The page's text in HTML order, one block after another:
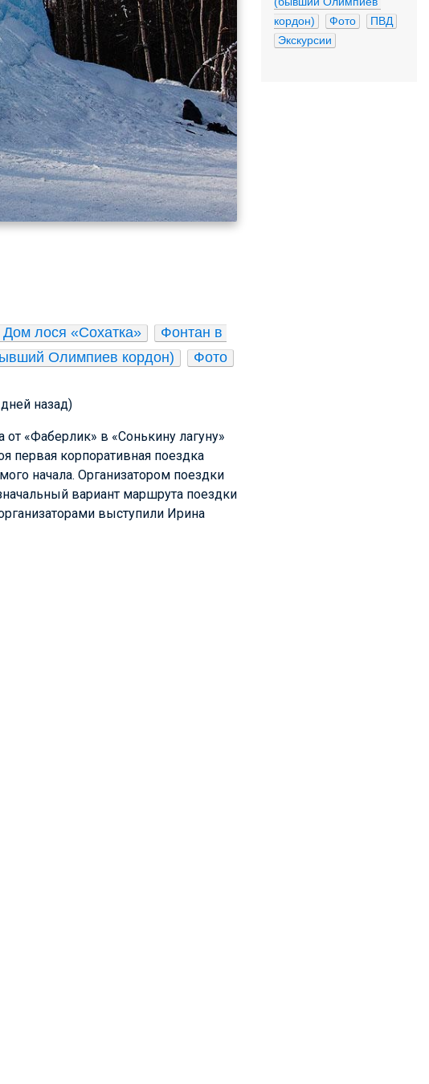
Дом лося «Сохатка»
Фонтан в
Олимпиев кордон)
Фото
назад)
«Фаберлик» в «Сонькину лагуну»
первая корпоративная поездка
начала. Организатором поездки
вариант маршрута поездки
выступили Ирина
кордон)
Фото
ПВД
Экскурсии